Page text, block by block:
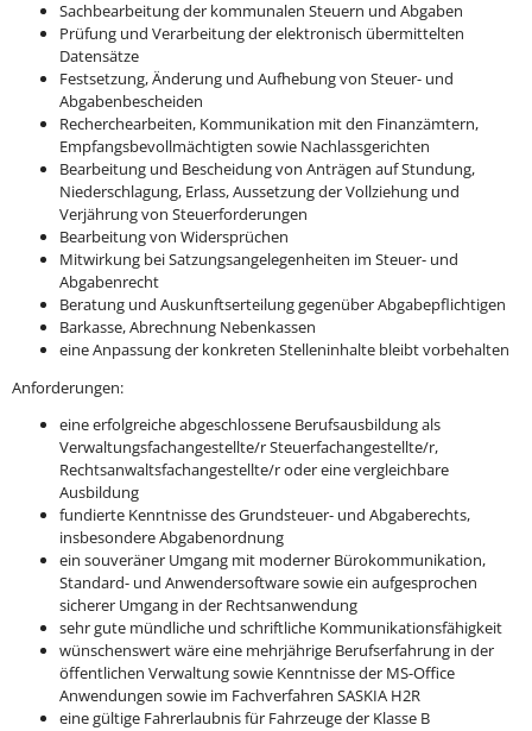
Sachbearbeitung der kommunalen Steuern und Abgaben
Prüfung und Verarbeitung der elektronisch übermittelten
Datensätze
Festsetzung, Änderung und Aufhebung von Steuer- und
Abgabenbescheiden
Recherchearbeiten, Kommunikation mit den Finanzämtern,
Empfangsbevollmächtigten sowie Nachlassgerichten
Bearbeitung und Bescheidung von Anträgen auf Stundung,
Niederschlagung, Erlass, Aussetzung der Vollziehung und
Verjährung von Steuerforderungen
Bearbeitung von Widersprüchen
Mitwirkung bei Satzungsangelegenheiten im Steuer- und
Abgabenrecht
Beratung und Auskunftserteilung gegenüber Abgabepflichtigen
Barkasse, Abrechnung Nebenkassen
eine Anpassung der konkreten Stelleninhalte bleibt vorbehalten
Anforderungen:
eine erfolgreiche abgeschlossene Berufsausbildung als
Verwaltungsfachangestellte/r Steuerfachangestellte/r,
Rechtsanwaltsfachangestellte/r oder eine vergleichbare
Ausbildung
fundierte Kenntnisse des Grundsteuer- und Abgaberechts,
insbesondere Abgabenordnung
ein souveräner Umgang mit moderner Bürokommunikation,
Standard- und Anwendersoftware sowie ein aufgesprochen
sicherer Umgang in der Rechtsanwendung
sehr gute mündliche und schriftliche Kommunikationsfähigkeit
wünschenswert wäre eine mehrjährige Berufserfahrung in der
öffentlichen Verwaltung sowie Kenntnisse der MS-Office
Anwendungen sowie im Fachverfahren SASKIA H2R
eine gültige Fahrerlaubnis für Fahrzeuge der Klasse B